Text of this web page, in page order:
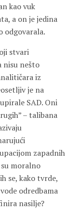
kao vuk
a on je jedina
odgovarala.
stvari
nisu nešto
iz
je na
SAD. Oni
– talibana
zapadnih
moralno
se, kako tvrde,
odredbama
nasilje?